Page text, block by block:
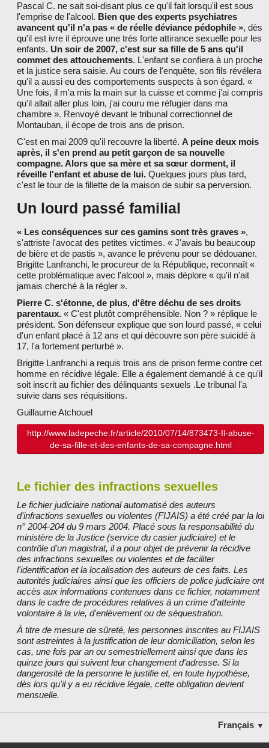
Pascal C. ne sait soi-disant plus ce qu'il fait lorsqu'il est sous
l'emprise de l'alcool. Bien que des experts psychiatres
avancent qu'il n'a pas « de réelle déviance pédophile », dès
qu'il est ivre il éprouve une très forte attirance sexuelle pour les
enfants. Un soir de 2007, c'est sur sa fille de 5 ans qu'il
commet des attouchements. L'enfant se confiera à un proche
et la justice sera saisie. Au cours de l'enquête, son fils révélera
qu'il a aussi eu des comportements suspects à son égard. «
Une fois, il m'a mis la main sur la cuisse et comme j'ai compris
qu'il allait aller plus loin, j'ai couru me réfugier dans ma
chambre ». Renvoyé devant le tribunal correctionnel de
Montauban, il écope de trois ans de prison.
C'est en mai 2009 qu'il recouvre la liberté. A peine deux mois
après, il s'en prend au petit garçon de sa nouvelle
compagne. Alors que sa mère et sa sœur dorment, il
réveille l'enfant et abuse de lui. Quelques jours plus tard,
c'est le tour de la fillette de la maison de subir sa perversion.
Un lourd passé familial
« Les conséquences sur ces gamins sont très graves »,
s'attriste l'avocat des petites victimes. « J'avais bu beaucoup
de bière et de pastis », avance le prévenu pour se dédouaner.
Brigitte Lanfranchi, le procureur de la République, reconnaît «
cette problématique avec l'alcool », mais déplore « qu'il n'ait
jamais cherché à la régler ».
Pierre C. s'étonne, de plus, d'être déchu de ses droits
parentaux. « C'est plutôt compréhensible. Non ? » réplique le
président. Son défenseur explique que son lourd passé, « celui
d'un enfant placé à 12 ans et qui découvre son père suicidé à
17, l'a fortement perturbé ».
Brigitte Lanfranchi a requis trois ans de prison ferme contre cet
homme en récidive légale. Elle a également demandé à ce qu'il
soit inscrit au fichier des délinquants sexuels .Le tribunal l'a
suivie dans ses réquisitions.
Guillaume Atchouel
http://www.ladepeche.fr/article/2010/07/14/873473-Il-abuse-
de-sa-fille-et-des-enfants-de-sa-compagne.html
Le fichier des infractions sexuelles
Le fichier judiciaire national automatisé des auteurs
d'infractions sexuelles ou violentes (FIJAIS) a été créé par la loi
n° 2004-204 du 9 mars 2004. Placé sous la responsabilité du
ministère de la Justice (service du casier judiciaire) et le
contrôle d'un magistrat, il a pour objet de prévenir la récidive
des infractions sexuelles ou violentes et de faciliter
l'identification et la localisation des auteurs de ces faits. Les
autorités judiciaires ainsi que les officiers de police judiciaire ont
accès aux informations contenues dans ce fichier, notamment
dans le cadre de procédures relatives à un crime d'atteinte
volontaire à la vie, d'enlèvement ou de séquestration.
À titre de mesure de sûreté, les personnes inscrites au FIJAIS
sont astreintes à la justification de leur domiciliation, selon les
cas, une fois par an ou semestriellement ainsi que dans les
quinze jours qui suivent leur changement d'adresse. Si la
dangerosité de la personne le justifie et, en toute hypothèse,
dès lors qu'il y a eu récidive légale, cette obligation devient
mensuelle.
Français ▼